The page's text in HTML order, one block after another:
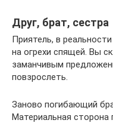
Друг, брат, сестра
Приятель, в
на огрехи спящей. Вы
заманчивым
повзрослеть.
Заново погибающий
Материальная сторона